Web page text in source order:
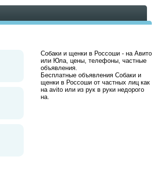
Собаки и щенки в Россоши - на Авито
или Юла, цены, телефоны, частные
объявления.
Бесплатные объявления Собаки и
щенки в Россоши от частных лиц как
на avito или из рук в руки недорого
на.